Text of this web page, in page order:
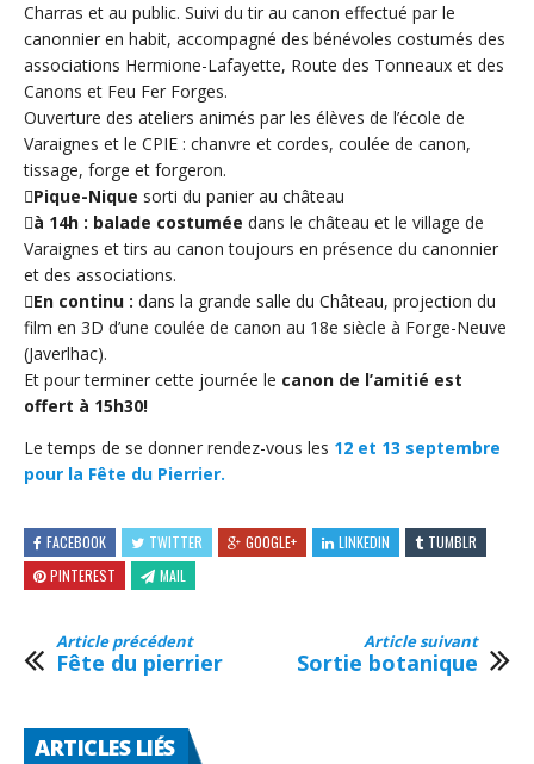
Charras et au public. Suivi du tir au canon effectué par le
canonnier en habit, accompagné des bénévoles costumés des
associations Hermione-Lafayette, Route des Tonneaux et des
Canons et Feu Fer Forges.
Ouverture des ateliers animés par les élèves de l’école de
Varaignes et le CPIE : chanvre et cordes, coulée de canon,
tissage, forge et forgeron.
Pique-Nique sorti du panier au château
à 14h : balade costumée dans le château et le village de
Varaignes et tirs au canon toujours en présence du canonnier
et des associations.
En continu : dans la grande salle du Château, projection du
film en 3D d’une coulée de canon au 18e siècle à Forge-Neuve
(Javerlhac).
Et pour terminer cette journée le canon de l’amitié est
offert à 15h30!
Le temps de se donner rendez-vous les 12 et 13 septembre
pour la Fête du Pierrier.
FACEBOOK TWITTER GOOGLE+ LINKEDIN
TUMBLR
PINTEREST
MAIL
Article précédent
Fête du pierrier
Article suivant
Sortie botanique
ARTICLES LIÉS